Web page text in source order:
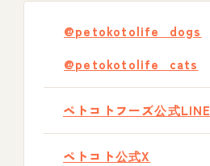
@petokotolife_dogs
@petokotolife_cats
ペトコトフーズ公式LINE
ペトコト公式X